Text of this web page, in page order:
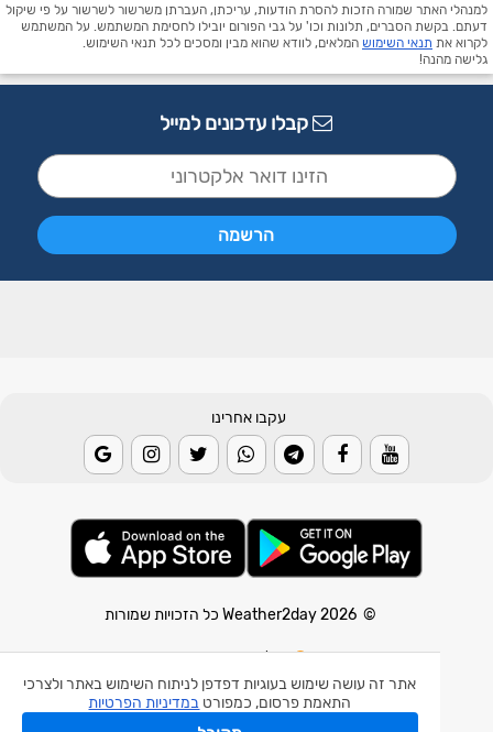
אתר זה עושה שימוש בעוגיות דפדפן לניתוח השימוש באתר ולצרכי
התאמת פרסום, כמפורט במדיניות הפרטיות
למנהלי האתר שמורה הזכות להסרת הודעות, עריכתן, העברתן משרשור לשרשור על פי שיקול
דעתם. בקשת הסברים, תלונות וכו' על גבי הפורום יובילו לחסימת המשתמש. על המשתמש
לקרוא את תנאי השימוש המלאים, לוודא שהוא מבין ומסכים לכל תנאי השימוש.
גלישה מהנה!
קבלו עדכונים למייל
עקבו אחרינו
© 2026 Weather2day כל הזכויות שמורות
אפליקצית מזג אוויר
אפליקצית רעידת אדמה
אפליקצית מכ"ם גשם